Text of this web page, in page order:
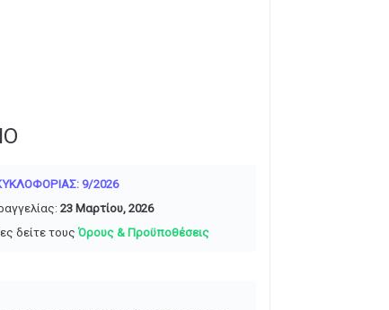
9/2026
23 Μαρτίου, 2026
δείτε τους Όρους & Προϋποθέσεις